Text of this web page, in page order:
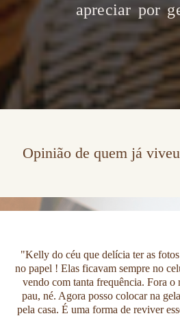
apreciar por
Opinião de quem já
"Kelly do céu que delícia ter as
no papel ! Elas ficavam sempre no
vendo com tanta frequência. Fora o
pau, né. Agora posso colocar na
pela casa. É uma forma de reviver